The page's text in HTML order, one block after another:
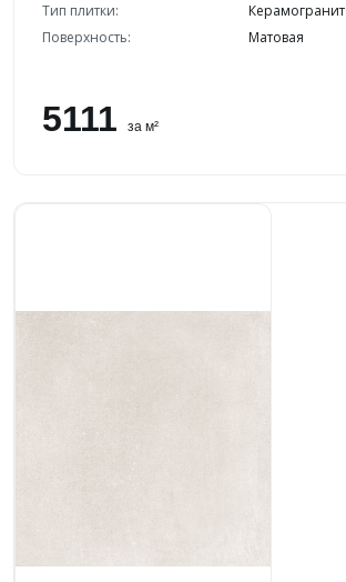
Тип плитки:
Керамогранит
Поверхность:
Матовая
5111 за м²